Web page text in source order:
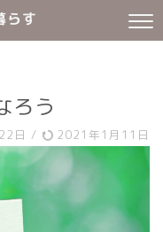
らす
ろう
日 / 2021年1月11日